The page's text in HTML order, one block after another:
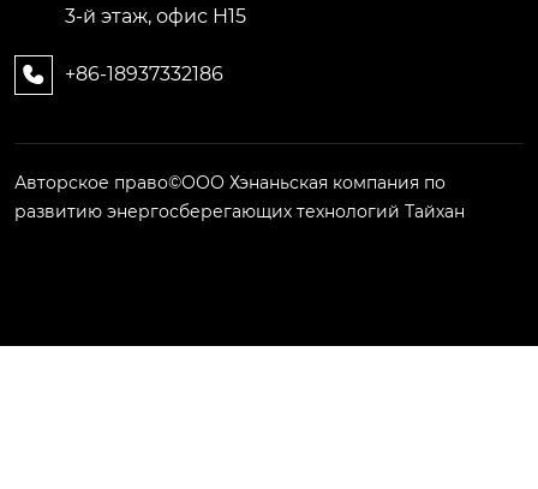
3-й этаж, офис H15
 +86-18937332186
Авторское право©ООО Хэнаньская компания по
развитию энергосберегающих технологий Тайхан